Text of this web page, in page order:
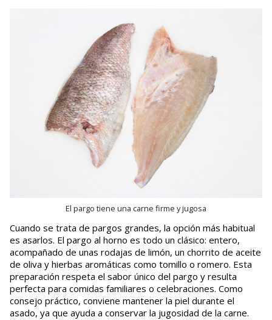
El pargo tiene una carne firme y jugosa
Cuando se trata de pargos grandes, la opción más habitual
es asarlos. El pargo al horno es todo un clásico: entero,
acompañado de unas rodajas de limón, un chorrito de aceite
de oliva y hierbas aromáticas como tomillo o romero. Esta
preparación respeta el sabor único del pargo y resulta
perfecta para comidas familiares o celebraciones. Como
consejo práctico, conviene mantener la piel durante el
asado, ya que ayuda a conservar la jugosidad de la carne.